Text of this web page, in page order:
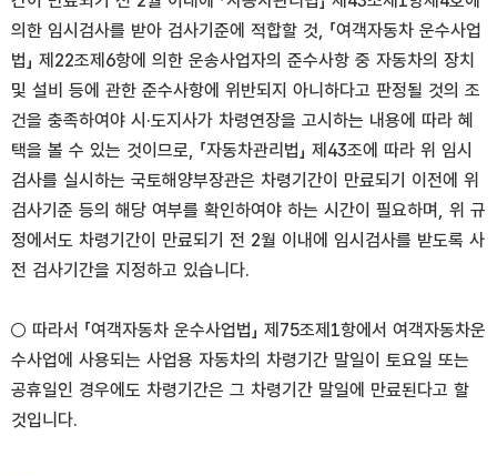
의한 임시검사를 받아 검사기준에 적합할 것, 「여객자동차 운수사업
법」 제22조제6항에 의한 운송사업자의 준수사항 중 자동차의 장치
및 설비 등에 관한 준수사항에 위반되지 아니하다고 판정될 것의 조
건을 충족하여야 시·도지사가 차령연장을 고시하는 내용에 따라 혜
택을 볼 수 있는 것이므로, 「자동차관리법」 제43조에 따라 위 임시
검사를 실시하는 국토해양부장관은 차령기간이 만료되기 이전에 위
검사기준 등의 해당 여부를 확인하여야 하는 시간이 필요하며, 위 규
정에서도 차령기간이 만료되기 전 2월 이내에 임시검사를 받도록 사
전 검사기간을 지정하고 있습니다.
○ 따라서 「여객자동차 운수사업법」 제75조제1항에서 여객자동차운
수사업에 사용되는 사업용 자동차의 차령기간 말일이 토요일 또는
공휴일인 경우에도 차령기간은 그 차령기간 말일에 만료된다고 할
것입니다.